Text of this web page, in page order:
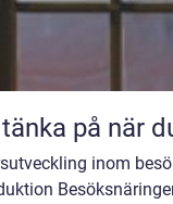
på när
inom